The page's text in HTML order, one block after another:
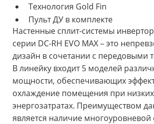
Технология Gold Fin
Пульт ДУ в комплекте
Настенные сплит-системы
серии DC-RH EVO MAX – это
дизайн в сочетании с передовыми
В линейку входит 5 моделей
мощности, обеспечивающих
охлаждение помещения при низких
энергозатратах. Преимуществом
является наличие многоуровневой